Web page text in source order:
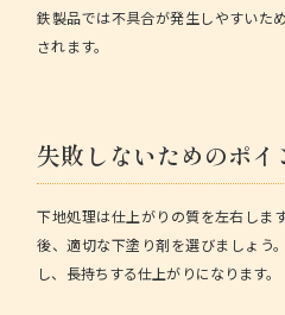
鉄製品では不具合が発生しやすいた
されます。
失敗しないためのポイ
下地処理は仕上がりの質を左右しま
後、適切な下塗り剤を選びましょう
し、長持ちする仕上がりになります。